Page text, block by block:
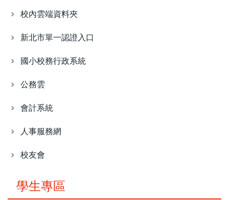
校內雲端資料夾
新北市單一認證入口
國小校務行政系統
公務雲
會計系統
人事服務網
校友會
學生專區